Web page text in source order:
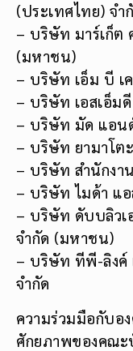
(ประเทศไทย) จำ
– บริษัท มาร์เก็ต
(มหาชน)
– บริษัท เอ็ม บี เ
– บริษัท เอสเอ็ม
– บริษัท มัด แอน
– บริษัท ยามาโต
– บริษัท สำนักงา
– บริษัท ไมด้า แ
– บริษัท ดับบลิวเ
จำกัด (มหาชน)
– บริษัท ทีพี-ลิงค์
จำกัด
ความร่วมมือกับอ
ศักยภาพของคณะ